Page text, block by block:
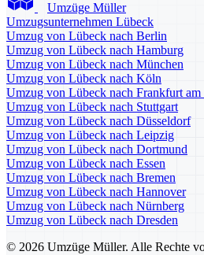
Umzüge Müller
Umzugsunternehmen Lübeck
Umzug von Lübeck nach Berlin
Umzug von Lübeck nach Hamburg
Umzug von Lübeck nach München
Umzug von Lübeck nach Köln
Umzug von Lübeck nach Frankfurt am
Umzug von Lübeck nach Stuttgart
Umzug von Lübeck nach Düsseldorf
Umzug von Lübeck nach Leipzig
Umzug von Lübeck nach Dortmund
Umzug von Lübeck nach Essen
Umzug von Lübeck nach Bremen
Umzug von Lübeck nach Hannover
Umzug von Lübeck nach Nürnberg
Umzug von Lübeck nach Dresden
© 2026 Umzüge Müller. Alle Rechte